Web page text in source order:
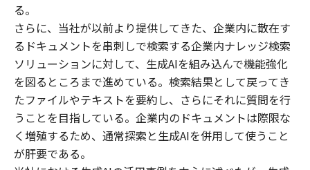
る。
さらに、当社が以前より提供してきた、企業内に散在す
るドキュメントを串刺しで検索する企業内ナレッジ検索
ソリューションに対して、生成AIを組み込んで機能強化
を図るところまで進めている。検索結果として戻ってき
たファイルやテキストを要約し、さらにそれに質問を行
うことを目指している。企業内のドキュメントは際限な
く増殖するため、通常探索と生成AIを併用して使うこと
が肝要である。